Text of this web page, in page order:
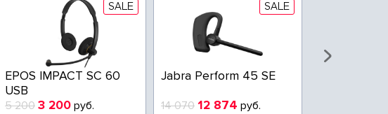
SALE
EPOS IMPACT SC 60
USB
5 200 3 200 руб.
SALE
Jabra Perform 45 SE
14 070 12 874 руб.